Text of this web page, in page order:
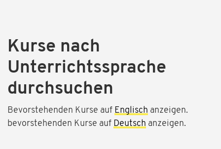
Kurse nach
Unterrichtssprache
durchsuchen
Bevorstehenden Kurse auf Englisch anzeigen.
bevorstehenden Kurse auf Deutsch anzeigen.